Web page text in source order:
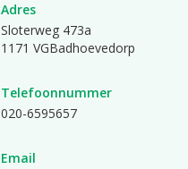
Adres
Sloterweg 473a
1171 VGBadhoevedorp
Telefoonnummer
020-6595657
Email